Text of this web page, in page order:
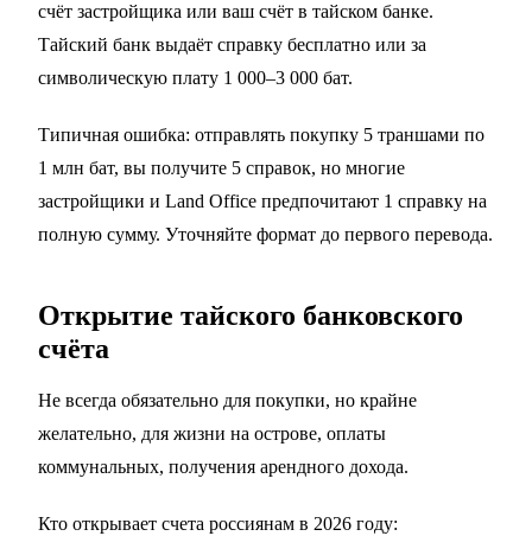
счёт застройщика или ваш счёт в тайском банке.
Тайский банк выдаёт справку бесплатно или за
символическую плату 1 000–3 000 бат.
Типичная ошибка: отправлять покупку 5 траншами по
1 млн бат, вы получите 5 справок, но многие
застройщики и Land Office предпочитают 1 справку на
полную сумму. Уточняйте формат до первого перевода.
Открытие тайского банковского
счёта
Не всегда обязательно для покупки, но крайне
желательно, для жизни на острове, оплаты
коммунальных, получения арендного дохода.
Кто открывает счета россиянам в 2026 году: